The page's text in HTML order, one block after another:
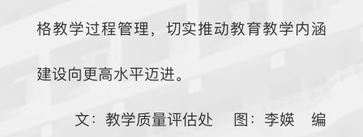
格教学过程管理，切实推动教育教学内涵
建设向更高水平迈进。
文：教学质量评估处 图：李媖 编